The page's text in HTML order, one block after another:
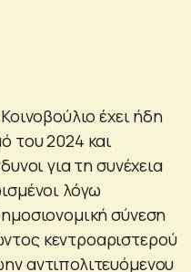
έχει ήδη
του 2024 και
για τη συνέχεια
λόγω
σύνεση
κεντροαριστερού
αντιπολιτευόμενου